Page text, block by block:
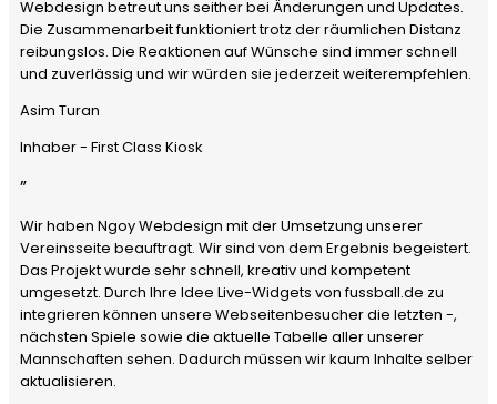
Webdesign betreut uns seither bei Änderungen und Updates.
Die Zusammenarbeit funktioniert trotz der räumlichen Distanz
reibungslos. Die Reaktionen auf Wünsche sind immer schnell
und zuverlässig und wir würden sie jederzeit weiterempfehlen.
Asim Turan
Inhaber - First Class Kiosk
”
Wir haben Ngoy Webdesign mit der Umsetzung unserer
Vereinsseite beauftragt. Wir sind von dem Ergebnis begeistert.
Das Projekt wurde sehr schnell, kreativ und kompetent
umgesetzt. Durch Ihre Idee Live-Widgets von fussball.de zu
integrieren können unsere Webseitenbesucher die letzten -,
nächsten Spiele sowie die aktuelle Tabelle aller unserer
Mannschaften sehen. Dadurch müssen wir kaum Inhalte selber
aktualisieren.